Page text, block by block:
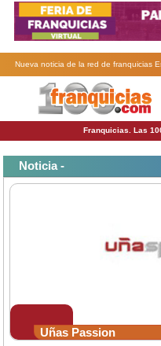
Nueva noticia de la red de franquicias
Franquicias. Las
Noticia -
Uñas Passion